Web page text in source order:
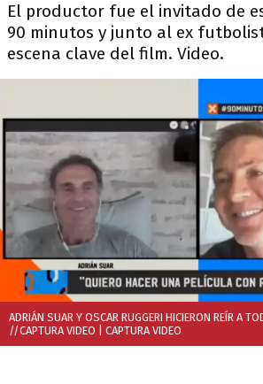
El productor fue el invitado de
90 minutos y junto al ex
escena clave del film. Video.
ADRIÁN SUAR Y OSCAR RUGGERI HICIERON REÍR A
//CAPTURA VIDEO | CAPTURA VIDEO